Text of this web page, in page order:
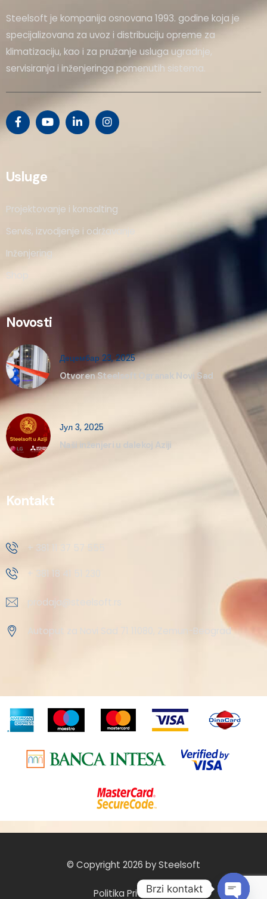
Steelsoft je kompanija osnovana 1993. godine koja je
specijalizovana za uvoz i distribuciju opreme za
klimatizaciju, kao i za pružanje usluga ugradnje,
servisiranja i inženjeringa pomenutih sistema.
Usluge
Projektovanje i konsalting
Servis, izvodjenje i održavanje
Inženjering
Shop
Novosti
Децембар 23, 2025
Otvoren Steelsoft Ogranak Novi Sad
Јул 3, 2025
Naši inženjeri u dalekoj Aziji
Kontakt
+ 381 11 37 57 555
+ 381 18 41 51 230
prodaja@steelsoft.rs
Autoput za Novi Sad 71 11080, Zemun-Beograd
© Copyright 2026 by Steelsoft
Politika PrivatnostiBrzi kontakt